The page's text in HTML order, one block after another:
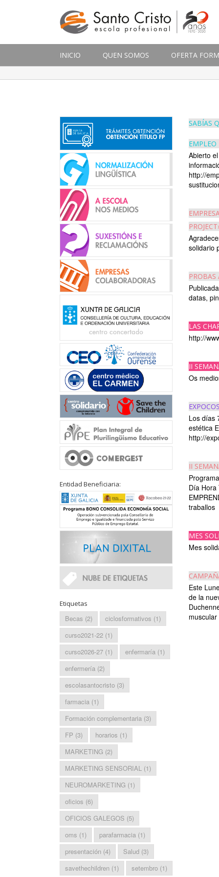
INICIO QUEN SOMOS OFERTA
SABÍAS
Abierto
http://
solidario
datas,
LAS
http://
II
Os
Los días
estética
http://
II
Día
traballos
MES
Mes
Este
de la
Entidad Beneficiaria:
Etiquetas
Becas (2) ciclosformativos (1)
curso2021-22 (1)
curso2026-27 (1) enfermaría (1)
enfermería (2)
escolasantocristo (3)
farmacia (1)
Formación complementaria (3)
FP (3) horarios (1)
MARKETING (2)
MARKETING SENSORIAL (1)
NEUROMARKETING (1)
oficios (6)
OFICIOS GALEGOS (5)
oms (1) parafarmacia (1)
presentación (4) Salud (3)
savethechildren (1) setembro (1)